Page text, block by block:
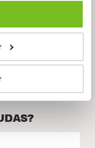
no derrama